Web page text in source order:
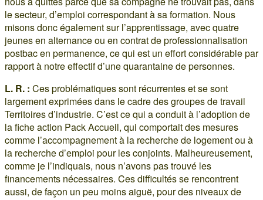
le secteur, d’emploi correspondant à sa formation. Nous
misons donc également sur l’apprentissage, avec quatre
jeunes en alternance ou en contrat de professionnalisation
postbac en permanence, ce qui est un effort considérable par
rapport à notre effectif d’une quarantaine de personnes.
L. R. : Ces problématiques sont récurrentes et se sont
largement exprimées dans le cadre des groupes de travail
Territoires d’industrie. C’est ce qui a conduit à l’adoption de
la fiche action Pack Accueil, qui comportait des mesures
comme l’accompagnement à la recherche de logement ou à
la recherche d’emploi pour les conjoints. Malheureusement,
comme je l’indiquais, nous n’avons pas trouvé les
financements nécessaires. Ces difficultés se rencontrent
aussi, de façon un peu moins aiguë, pour des niveaux de